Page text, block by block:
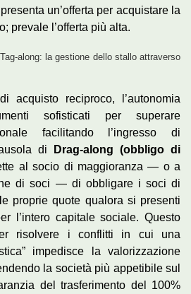
un’offerta per acquistare la
prevale l’offerta più alta.
along: la gestione dello stallo attraverso
acquisto reciproco, l’autonomia
sofisticati per superare
facilitando l’ingresso di
di
Drag-along (obbligo di
al socio di maggioranza — o a
di soci — di obbligare i soci di
proprie quote qualora si presenti
l’intero capitale sociale. Questo
risolvere i conflitti in cui una
impedisce la valorizzazione
la società più appetibile sul
del trasferimento del 100%